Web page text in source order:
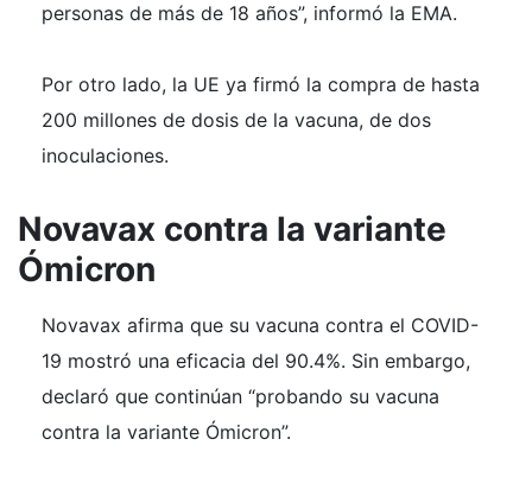
personas de más de 18 años”, informó la EMA.
Por otro lado, la UE ya firmó la compra de hasta
200 millones de dosis de la vacuna, de dos
inoculaciones.
Novavax contra la variante
Ómicron
Novavax afirma que su vacuna contra el COVID-
19 mostró una eficacia del 90.4%. Sin embargo,
declaró que continúan “probando su vacuna
contra la variante Ómicron”.